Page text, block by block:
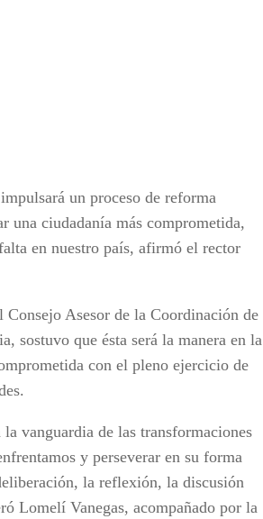
un proceso de reforma
una ciudadanía más comprometida,
en nuestro país, afirmó el rector
Asesor de la Coordinación de
sostuvo que ésta será la manera en la
con el pleno ejercicio de
vanguardia de las transformaciones
y perseverar en su forma
la reflexión, la discusión
Lomelí Vanegas, acompañado por la